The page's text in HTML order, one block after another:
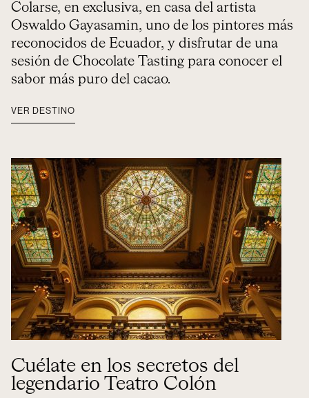
Colarse, en exclusiva, en casa del artista
Oswaldo Gayasamin, uno de los pintores más
reconocidos de Ecuador, y disfrutar de una
sesión de Chocolate Tasting para conocer el
sabor más puro del cacao.
VER DESTINO
Cuélate en los secretos del
legendario Teatro Colón